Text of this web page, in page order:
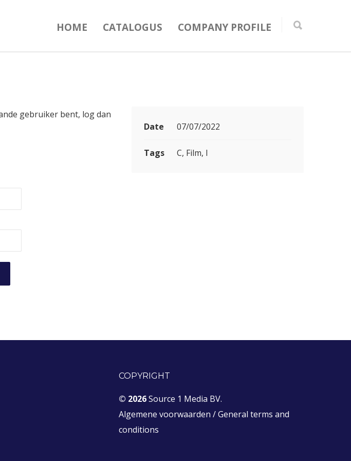
HOME CATALOGUS COMPANY PROFILE
gebruiker bent, log dan
Date 07/07/2022
Tags C, Film, I
COPYRIGHT
© 2026Source 1 Media BV.
Algemene voorwaarden /General terms and
conditions